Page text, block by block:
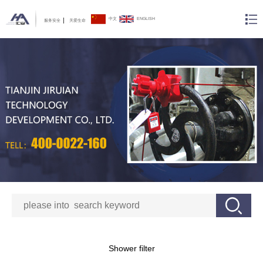
服务安全 关爱生命 中文 ENGLISH
Shower filter